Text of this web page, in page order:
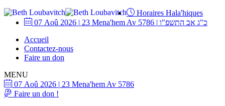
Horaires Hala'hiques
07 Aoû 2026 | 23 Mena'hem Av 5786 | כ"ג אב התשפ"ו
Accueil
Contactez-nous
Faire un don
MENU
07 Aoû 2026 | 23 Mena'hem Av 5786
Faire un don !